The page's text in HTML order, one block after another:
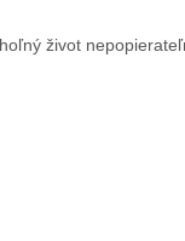
život